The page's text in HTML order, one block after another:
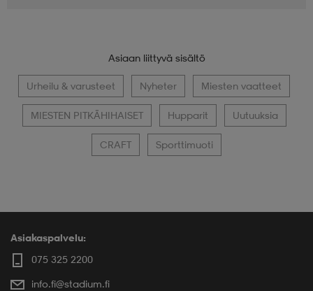
Asiaan liittyvä sisältö
Urheilu & varusteet Nyheter Miesten vaatteet
MIESTEN PITKÄHIHAISET Hupparit Uutuuksia
CRAFT Sporttimuoti
Asiakaspalvelu:
075 325 2200
info.fi@stadium.fi